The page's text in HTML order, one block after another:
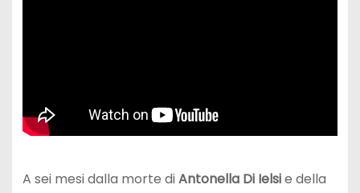
A sei mesi dalla morte diAntonella Di Ielsie della